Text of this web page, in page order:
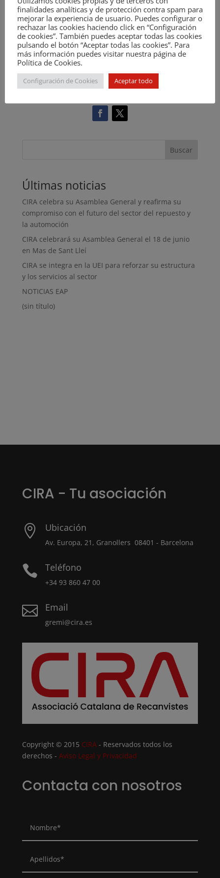
disfrutar de las ventajas de ser un Asociado.
#UnidosMasFuertes
>> Solicita información para
asociarte a CIRA <<
¡Sigue a CIRA en sus redes!
Buscar
Últimas noticias
CIRA celebra su Asamblea General y reafirma su
compromiso con el futuro del sector del repuesto y
la automoción
CIRA celebrará su Asamblea General el 18 de junio
en Mas de Sant Lleí
CIRA se integra en la UEI para reforzar su estructura
y los servicios al sector
NOTICIAS EAP
(sin título)
CIRA - Tu asociación
 Ubicación
Av. Europa, 21, Granollers 08401 - Barcelona
 Teléfono
+34 93 860 47 00
 Email
gremi@cira.es
Copyright © 2015 CIRA- Reservados todos los
derechos - Aviso Legal y Privacidad
Contacta con nosotros
finalidades analíticas y de protección contra spam para
mejorar la experiencia de usuario. Puedes configurar o
rechazar las cookies haciendo click en “Configuración
de cookies”. También puedes aceptar todas las cookies
pulsando el botón “Aceptar todas las cookies”. Para
más información puedes visitar nuestra página de
Política de Cookies.
Configuración de Cookies Aceptar todo